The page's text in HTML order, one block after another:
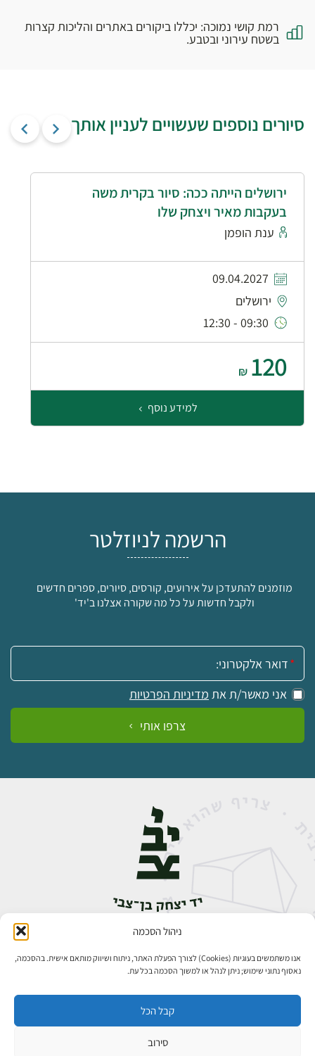
ניהול הסכמה
אנו משתמשים בעוגיות (Cookies) לצורך הפעלת האתר, ניתוח ושיווק מותאם אישית. בהסכמה,
נאסוף נתוני שימוש; ניתן לנהל או למשוך הסכמה בכל עת.
קבל הכל
סירוב
רמת קושי נמוכה: יכללו ביקורים באתרים והליכות קצרות
בשטח עירוני ובטבע.
סיורים נוספים שעשויים לעניין אותך
ירושלים הייתה ככה: סיור בקרית משה
בעקבות מאיר ויצחק שלו
ענת הופמן
09.04.2027
ירושלים
09:30 - 12:30
120
₪
למידע נוסף
הרשמה לניוזלטר
מוזמנים להתעדכן על אירועים, קורסים, סיורים, ספרים חדשים
ולקבל חדשות על כל מה שקורה אצלנו ב'יד'
אימייל:
אני מאשר/ת את מדיניות הפרטיות
צרפו אותי
אבן גבירול 14, רחביה, ירושלים